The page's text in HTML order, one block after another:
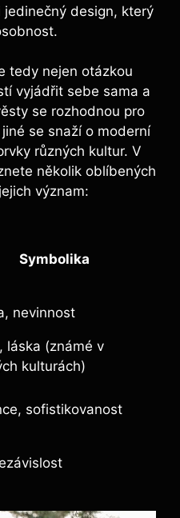
design, který
tedy nejen otázkou
vyjádřit sebe sama a
se rozhodnou pro
se snaží o moderní
různých kultur. V
několik oblíbených
význam:
Symbolika
nevinnost
láska (známé v
kulturách)
sofistikovanost